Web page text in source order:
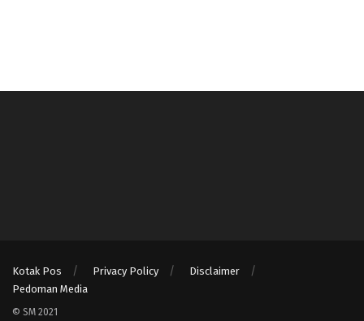
Kotak Pos Privacy Policy
Disclaimer
Pedoman Media
© SM 2021